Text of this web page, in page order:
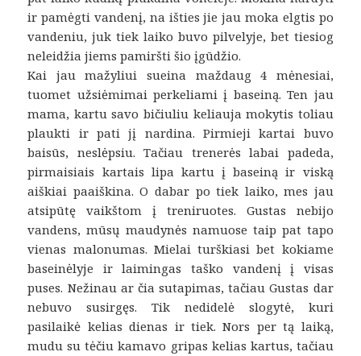
ir pamėgti vandenį, na išties jie jau moka elgtis po
vandeniu, juk tiek laiko buvo pilvelyje, bet tiesiog
neleidžia jiems pamiršti šio įgūdžio.
Kai jau mažyliui sueina maždaug 4 mėnesiai,
tuomet užsiėmimai perkeliami į baseiną. Ten jau
mama, kartu savo bičiuliu keliauja mokytis toliau
plaukti ir pati jį nardina. Pirmieji kartai buvo
baisūs, neslėpsiu. Tačiau trenerės labai padeda,
pirmaisiais kartais lipa kartu į baseiną ir viską
aiškiai paaiškina. O dabar po tiek laiko, mes jau
atsipūtę vaikštom į treniruotes. Gustas nebijo
vandens, mūsų maudynės namuose taip pat tapo
vienas malonumas. Mielai turškiasi bet kokiame
baseinėlyje ir laimingas taško vandenį į visas
puses. Nežinau ar čia sutapimas, tačiau Gustas dar
nebuvo susirgęs. Tik nedidelė slogytė, kuri
pasilaikė kelias dienas ir tiek. Nors per tą laiką,
mudu su tėčiu kamavo gripas kelias kartus, tačiau